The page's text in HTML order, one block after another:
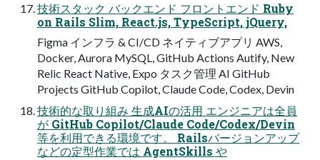
技術スタック バックエンド フロントエンド Ruby
on Rails Slim, React.js, TypeScript, jQuery,
Figma インフラ & CI/CD ネイティブアプリ AWS,
Docker, Aurora MySQL, GitHub Actions Autify, New
Relic React Native, Expo タスク管理 AI GitHub
Projects GitHub Copilot, Claude Code, Codex, Devin
技術的な取り組み ⽣成AIの活⽤ エンジニアは全員
が GitHub Copilot/Claude Code/Codex/Devin
等を利⽤できる環境です。 Railsバージョンアップ
などの定型作業では AgentSkills や